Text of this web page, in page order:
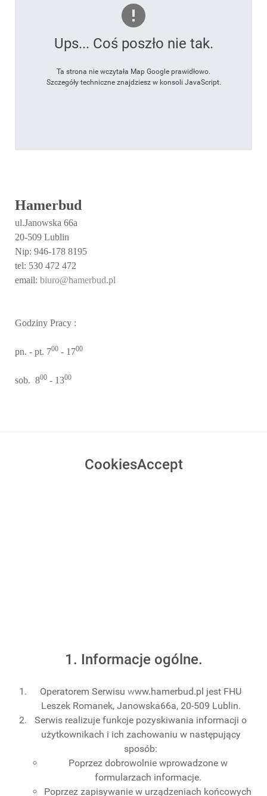
Ups... Coś poszło nie tak.
Ta strona nie wczytała Map Google prawidłowo.
Szczegóły techniczne znajdziesz w konsoli JavaScript.
Hamerbud
ul.Janowska 66a
20-509 Lublin
Nip: 946-178 8195
tel: 530 472 472
email: biuro@hamerbud.pl
Godziny Pracy :
pn. - pt. 700 - 1700
sob. 800 - 1300
CookiesAccept
1. Informacje ogólne.
Operatorem Serwisu www.hamerbud.pl jest FHU
Leszek Romanek, Janowska66a, 20-509 Lublin.
Serwis realizuje funkcje pozyskiwania informacji o
użytkownikach i ich zachowaniu w następujący
sposób:
Poprzez dobrowolnie wprowadzone w
formularzach informacje.
Poprzez zapisywanie w urządzeniach końcowych